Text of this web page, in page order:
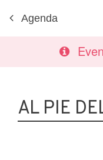
Agenda
AL PIE